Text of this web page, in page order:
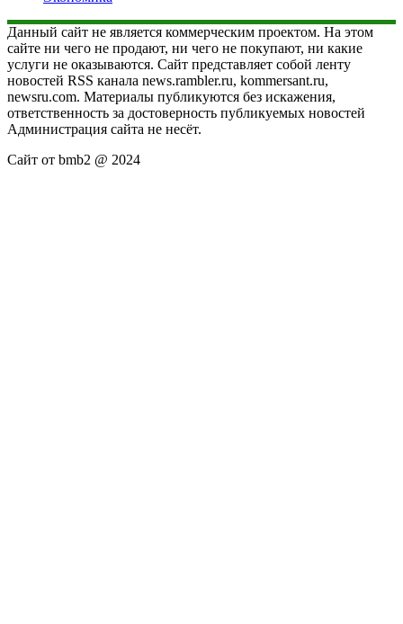
Данный сайт не является коммерческим проектом. На этом
сайте ни чего не продают, ни чего не покупают, ни какие
услуги не оказываются. Сайт представляет собой ленту
новостей RSS канала news.rambler.ru, kommersant.ru,
newsru.com. Материалы публикуются без искажения,
ответственность за достоверность публикуемых новостей
Администрация сайта не несёт.
Сайт от bmb2 @ 2024